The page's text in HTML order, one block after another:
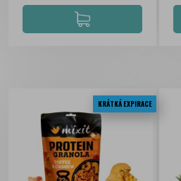
KRÁTKÁ EXPIRACE